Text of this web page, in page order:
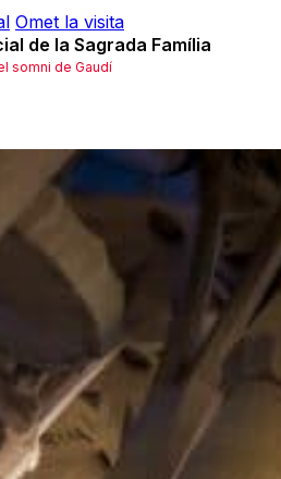
Omet la visita
de la Sagrada Família
somni de Gaudí